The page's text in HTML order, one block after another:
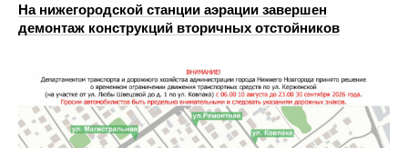
На нижегородской станции аэрации завершен
демонтаж конструкций вторичных отстойников